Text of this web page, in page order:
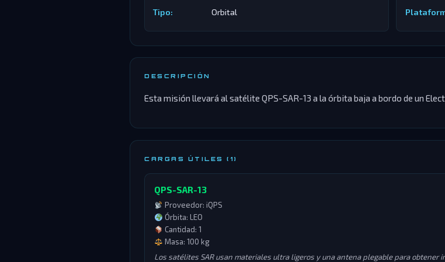
Tipo: Orbital
DESCRIPCIÓN
Esta misión llevará al satélite QPS-SAR-13 a la órbita baja a bordo de un
CARGAS ÚTILES (1)
QPS-SAR-13
Proveedor: iQPS
Órbita: LEO
Cantidad: 1
Masa: 100 kg
Los satélites SAR usan materiales ultra ligeros y una antena plegable para obtener